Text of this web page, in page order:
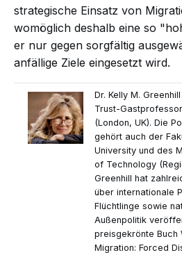
strategische Einsatz von
womöglich deshalb eine so
er nur gegen sorgfältig
anfällige Ziele eingesetzt wird.
Dr. Kelly M.
Trust-
(London, UK). Die
gehört auch der
University und des
of Technology
Greenhill hat
über internationale
Flüchtlinge sowie
Außenpolitik
preisgekrönte Buch
Migration: Forced